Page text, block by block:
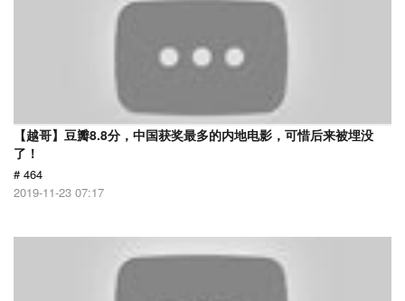
【越哥】豆瓣8.8分，中国获奖最多的内地电影，可惜后来被埋没
了！
# 464
2019-11-23 07:17